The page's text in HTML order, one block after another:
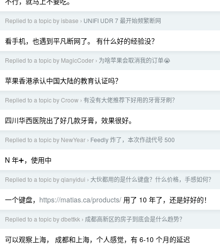
Replied to a topic by isbase › UNIFI UDR 7 最开始频繁断网
看手机，也遇到平凡断网了。 有什么好的经验没？
Replied to a topic by MagicCoder › 为啥苹果会取消我的订单😭
苹果香港承认中国大陆的教育认证吗？
Replied to a topic by Croow › 有没有大佬推荐下好用的牙膏牙刷？
四川华西医院出了好几款牙膏，效果很好。
Replied to a topic by NewYear › Feedly 炸了，本次作战代号 500
N 年➕，使用中
Replied to a topic by qianyidui › 大伙都用的是什么键盘？什么价格，手感如何？
一个键盘， https://matias.ca/products/ 用了 10 年了，还是好好的！
Replied to a topic by dbettkk › 成都高新区的房子到底会是什么趋势？
可以观察上海， 成都和上海，个人感觉，有 6-10 个月的延迟